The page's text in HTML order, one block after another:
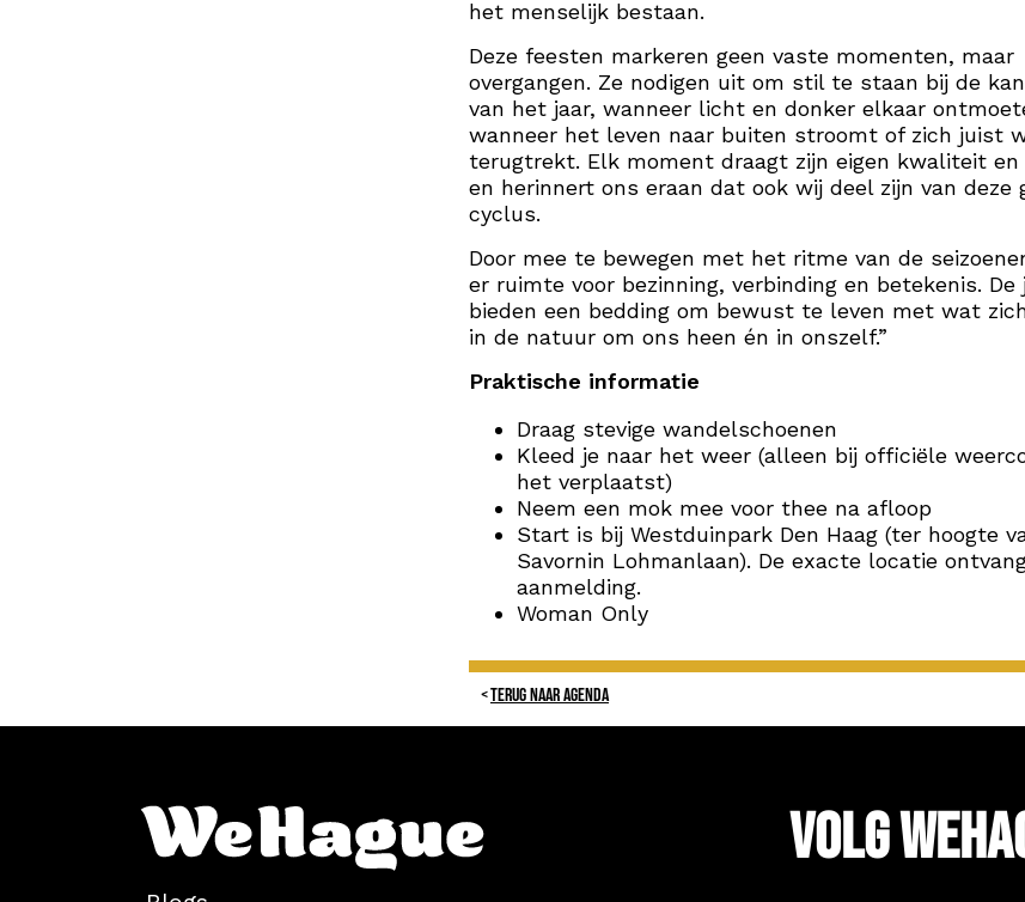
het menselijk bestaan.
Deze feesten markeren geen vaste momenten, maar
overgangen. Ze nodigen uit om stil te staan bij de
van het jaar, wanneer licht en donker elkaar
wanneer het leven naar buiten stroomt of zich juist
terugtrekt. Elk moment draagt zijn eigen kwaliteit en
en herinnert ons eraan dat ook wij deel zijn van deze
cyclus.
Door mee te bewegen met het ritme van de
er ruimte voor bezinning, verbinding en betekenis. De
bieden een bedding om bewust te leven met wat
in de natuur om ons heen én in onszelf.”
Praktische informatie
Draag stevige wandelschoenen
Kleed je naar het weer (alleen bij officiële
het verplaatst)
Neem een mok mee voor thee na afloop
Start is bij Westduinpark Den Haag (ter hoogte
Savornin Lohmanlaan). De exacte locatie
aanmelding.
Woman Only
TERUG NAAR AGENDA
Volg